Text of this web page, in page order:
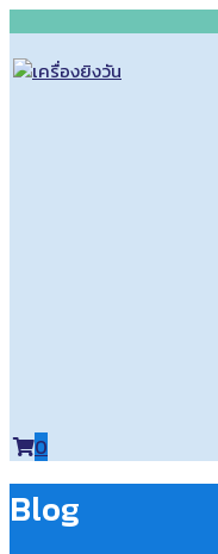
content
0
Blog